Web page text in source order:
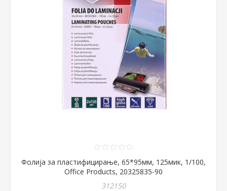
Фолија за пластифицирање, 65*95мм, 125мик, 1/100,
Office Products, 20325835-90
312150